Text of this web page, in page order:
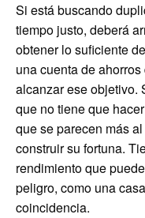
Si está buscando
tiempo justo, deberá
obtener lo suficiente
una cuenta de
alcanzar ese objetivo.
que no tiene que
que se parecen más
construir su fortuna.
rendimiento que
peligro, como una
coincidencia.